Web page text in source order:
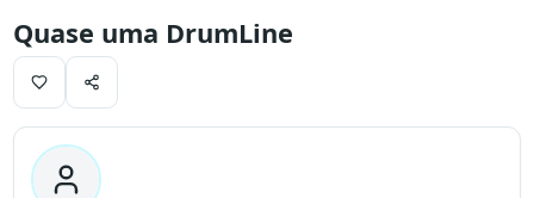
Quase uma DrumLine